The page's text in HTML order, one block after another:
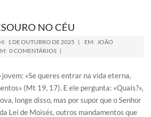
NO CÉU
1 DE OUTUBRO DE 2025 EM: JOÃO
0 COMENTÁRIOS
«Se queres entrar na vida eterna,
(Mt 19, 17). E ele pergunta: «Quais?»,
longe disso, mas por supor que o Senhor
Lei de Moisés, outros mandamentos que